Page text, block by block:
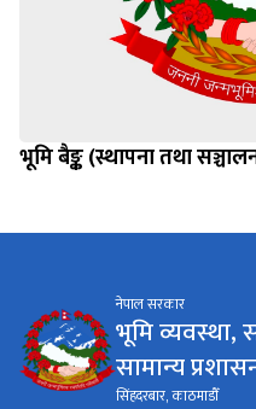
भूमि बैङ्क (स्थापना तथा
नेपाल सरकार
भूमि व्यवस्था,
सामान्य
सिंहदरबार, काठमाडौँ